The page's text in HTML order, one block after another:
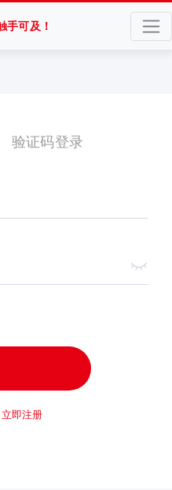
手可及！
验证码登录
立即注册